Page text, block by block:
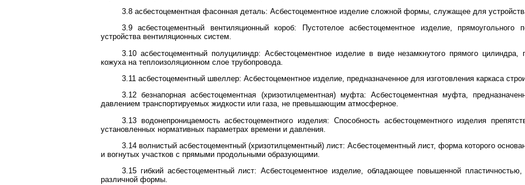
3.8 асбестоцементная фасонная деталь: Асбестоцементное изделие сложной формы, служащее для
3.9 асбестоцементный вентиляционный короб: Пустотелое асбестоцементное изделие, прямоугольного
устройства вентиляционных систем.
3.10 асбестоцементный полуцилиндр: Асбестоцементное изделие в виде незамкнутого прямого цилиндра,
кожуха на теплоизоляционном слое трубопровода.
3.11 асбестоцементный швеллер: Асбестоцементное изделие, предназначенное для изготовления каркаса
3.12 безнапорная асбестоцементная (хризотилцементная) муфта: Асбестоцементная муфта,
давлением транспортируемых жидкости или газа, не превышающим атмосферное.
3.13 водонепроницаемость асбестоцементного изделия: Способность асбестоцементного изделия
установленных нормативных параметрах времени и давления.
3.14 волнистый асбестоцементный (хризотилцементный) лист: Асбестоцементный лист, форма которого
и вогнутых участков с прямыми продольными образующими.
3.15 гибкий асбестоцементный лист: Асбестоцементное изделие, обладающее повышенной
различной формы.